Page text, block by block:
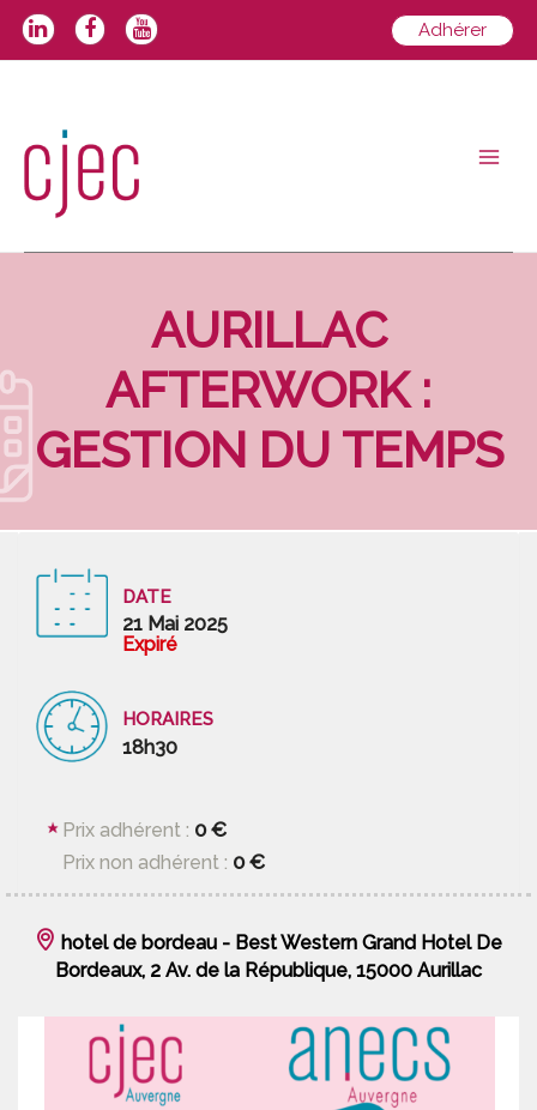
Aller
Adhérer
AURILLAC
AFTERWORK :
GESTION DU TEMPS
DATE
21 Mai 2025
Expiré
HORAIRES
18h30
Prix adhérent : 0 €
Prix non adhérent : 0 €
hotel de bordeau - Best Western Grand Hotel De
Bordeaux, 2 Av. de la République, 15000 Aurillac